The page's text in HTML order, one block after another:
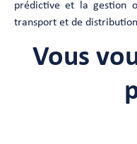
prédictive et la gestion
transport et de
Vous